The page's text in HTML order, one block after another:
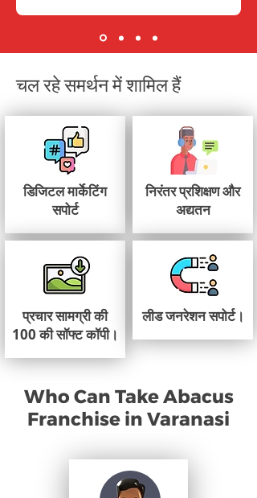
चल रहे समर्थन में शामिल हैं
डिजिटल मार्केटिंग
सपोर्ट
प्रचार सामग्री की
100 की सॉफ्ट कॉपी।
निरंतर प्रशिक्षण और
अद्यतन
लीड जनरेशन सपोर्ट।
Who Can Take Abacus
Franchise in Varanasi